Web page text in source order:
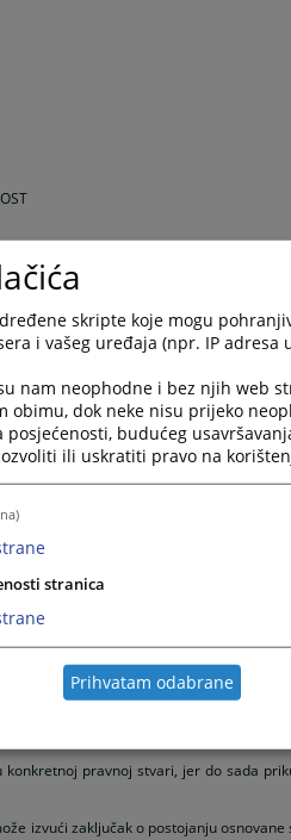
sud u Bijeljini donio rješenje
mjere zabrane zbog sumnje na
u vezi sa stavom (1), a u vezi sa članom
i priložene dokaze uz prijedlog, utvrdio
uslova, a koji se tiču postojanja
zaključak o postojanju osnovane
pravnoj stvari, jer do sada
izvući zaključak o postojanju
skripte koje mogu
i vašeg uređaja (npr. IP adresa
nam neophodne i bez njih web
obimu, dok neke nisu prijeko
budućeg
ili uskratiti pravo na
stranica
Prihvatam odabrane